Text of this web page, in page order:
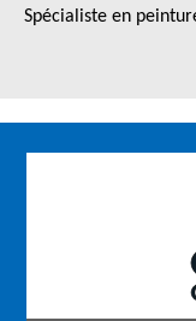
Spécialiste en